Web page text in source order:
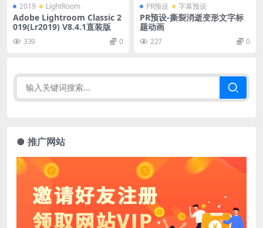
2019 LightRoom
Adobe Lightroom Classic 2
019(Lr2019) V8.4.1直装版
339 0
PR预设 字幕预设
PR预设-撕裂消逝变形文字标
题动画
227 0
● 推广网站